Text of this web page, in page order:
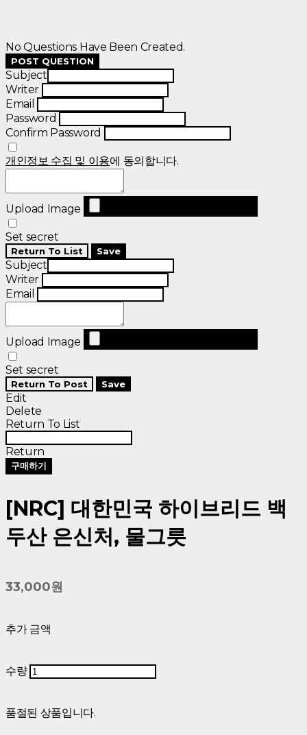
No Questions Have Been Created.
POST QUESTION
Subject
Writer
Email
Password
Confirm Password
개인정보 수집 및 이용에 동의합니다.
Upload Image
Set secret
Return To List Save
Subject
Writer
Email
Upload Image
Set secret
Return To Post Save
Edit
Delete
Return To List
Return
구매하기
[NRC] 대한민국 하이브리드 백
두산 은신처, 물그릇
33,000원
추가 금액
수량
품절된 상품입니다.